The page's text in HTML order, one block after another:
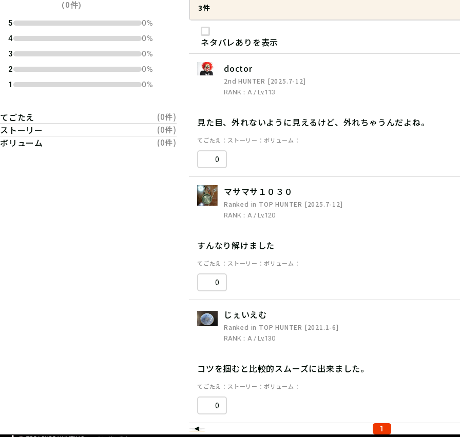
(0件)
5
0%
4
0%
3
0%
2
0%
1
0%
てごたえ (0件)
ストーリー (0件)
ボリューム (0件)
3件
ネタバレありを表示
doctor
2nd HUNTER [2025.7-12]
RANK：A / Lv.113
見た目、外れないように見えるけど、外れちゃうんだよね。
てごたえ ストーリー ボリューム
0
マサマサ１０３０
Ranked in TOP HUNTER [2025.7-12]
RANK：A / Lv.120
すんなり解けました
てごたえ ストーリー ボリューム
0
じぇいえむ
Ranked in TOP HUNTER [2021.1-6]
RANK：A / Lv.130
コツを掴むと比較的スムーズに出来ました。
てごたえ ストーリー ボリューム
0
1